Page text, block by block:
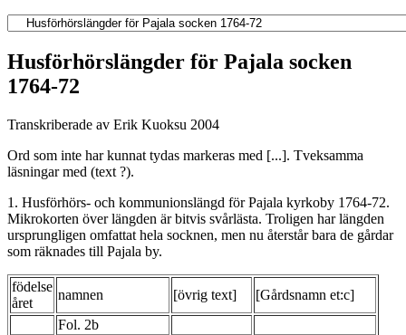
Husförhörslängder för Pajala socken
1764-72
Transkriberade av Erik Kuoksu 2004
Ord som inte har kunnat tydas markeras med [...]. Tveksamma
läsningar med (text ?).
1. Husförhörs- och kommunionslängd för Pajala kyrkoby 1764-72.
Mikrokorten över längden är bitvis svårlästa. Troligen har längden
ursprungligen omfattat hela socknen, men nu återstår bara de gårdar
som räknades till Pajala by.
födelse
året
namnen [övrig text]
[Gårdsnamn et:c]
Fol. 2b